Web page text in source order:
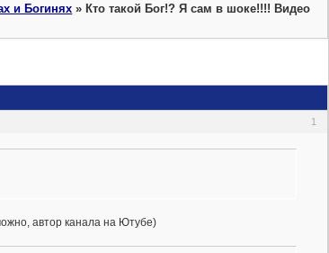
и Богинях »Кто такой Бог!? Я сам в шоке!!!! Видео
1
автор канала на Ютубе)